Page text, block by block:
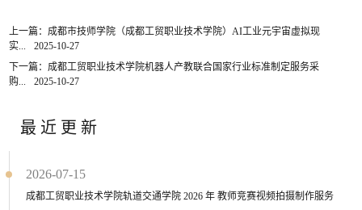
上一篇：成都市技师学院（成都工贸职业技术学院）AI工业元宇宙虚拟现
实...
2025-10-27
下一篇：成都工贸职业技术学院机器人产教联合国家行业标准制定服务采
购...
2025-10-27
最近更新
2026-07-15
成都工贸职业技术学院轨道交通学院 2026 年 教师竞赛视频拍摄制作服务